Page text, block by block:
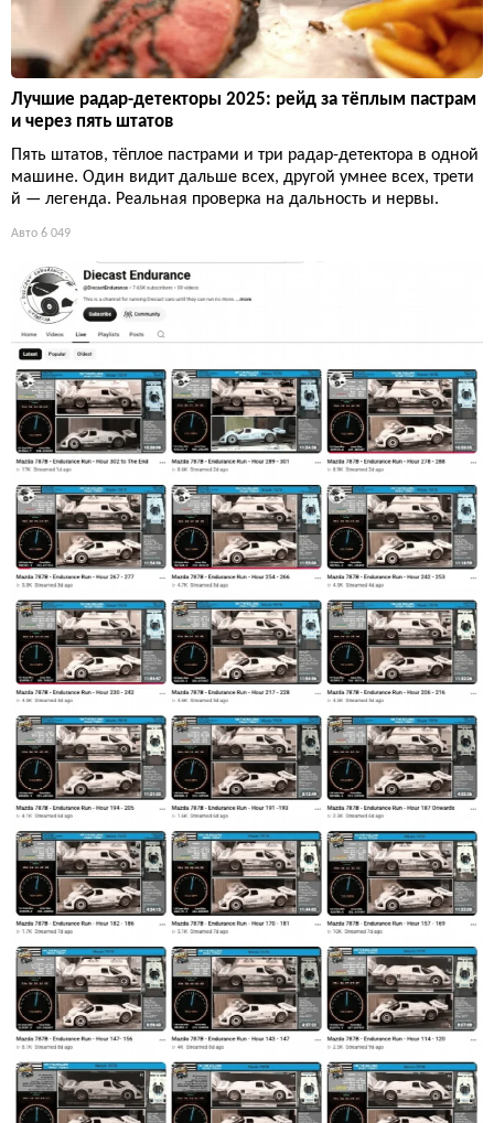
Лучшие радар-детекторы 2025: рейд за тёплым пастрам
и через пять штатов
Пять штатов, тёплое пастрами и три радар-детектора в одной
машине. Один видит дальше всех, другой умнее всех, трети
й — легенда. Реальная проверка на дальность и нервы.
Авто 6 049